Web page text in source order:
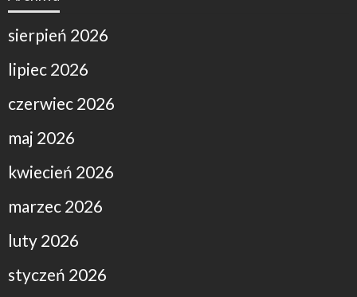
sierpień 2026
lipiec 2026
czerwiec 2026
maj 2026
kwiecień 2026
marzec 2026
luty 2026
styczeń 2026